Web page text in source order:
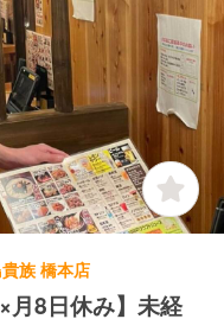
族 橋本店
月8日休み】未経